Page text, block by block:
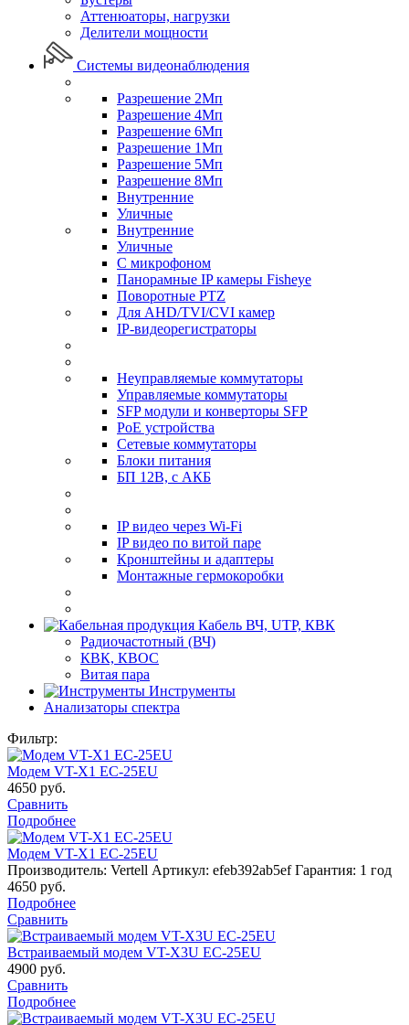
Аттенюаторы, нагрузки
Делители мощности
Системы видеонаблюдения
Разрешение 2Мп
Разрешение 4Мп
Разрешение 6Мп
Разрешение 1Мп
Разрешение 5Мп
Разрешение 8Мп
Внутренние
Уличные
Внутренние
Уличные
С микрофоном
Панорамные IP камеры Fisheye
Поворотные PTZ
Для AHD/TVI/CVI камер
IP-видеорегистраторы
Неуправляемые коммутаторы
Управляемые коммутаторы
SFP модули и конверторы SFP
PoE устройства
Сетевые коммутаторы
Блоки питания
БП 12В, с АКБ
IP видео через Wi-Fi
IP видео по витой паре
Кронштейны и адаптеры
Монтажные гермокоробки
Кабель ВЧ, UTP, КВК
Радиочастотный (ВЧ)
КВК, КВОС
Витая пара
Инструменты
Анализаторы спектра
Фильтр:
Модем VT-X1 EC-25EU
4650 руб.
Сравнить
Подробнее
Модем VT-X1 EC-25EU
Производитель: Vertell Артикул: efeb392ab5ef Гарантия: 1 год
4650 руб.
Подробнее
Сравнить
Встраиваемый модем VT-X3U EC-25EU
4900 руб.
Сравнить
Подробнее